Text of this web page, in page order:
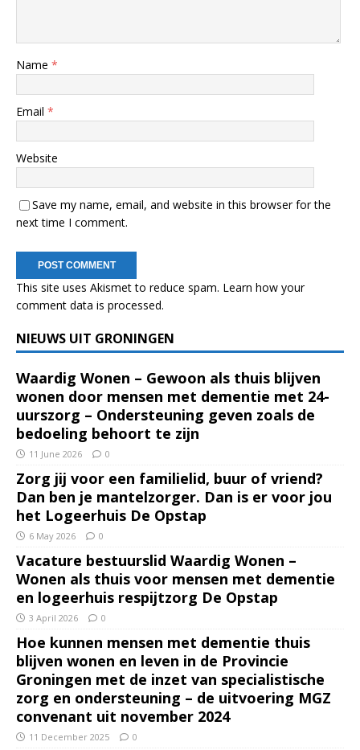
Name *
Email *
Website
Save my name, email, and website in this browser for the
next time I comment.
This site uses Akismet to reduce spam. Learn how your
comment data is processed.
NIEUWS UIT GRONINGEN
Waardig Wonen – Gewoon als thuis blijven
wonen door mensen met dementie met 24-
uurszorg – Ondersteuning geven zoals de
bedoeling behoort te zijn
11 June 2026 0
Zorg jij voor een familielid, buur of vriend?
Dan ben je mantelzorger. Dan is er voor jou
het Logeerhuis De Opstap
6 May 2026 0
Vacature bestuurslid Waardig Wonen –
Wonen als thuis voor mensen met dementie
en logeerhuis respijtzorg De Opstap
3 April 2026 0
Hoe kunnen mensen met dementie thuis
blijven wonen en leven in de Provincie
Groningen met de inzet van specialistische
zorg en ondersteuning – de uitvoering MGZ
convenant uit november 2024
11 December 2025 0